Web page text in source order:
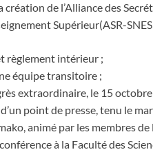
de l’Alliance des
Supérieur(ASR-
règlement intérieur ;
équipe transitoire ;
extraordinaire, le 15
point de presse, tenu le
animé par les membres
à la Faculté des